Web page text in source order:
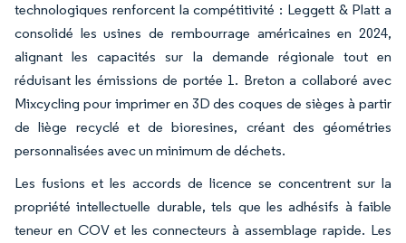
technologiques renforcent la compétitivité : Leggett & Platt a
consolidé les usines de rembourrage américaines en 2024,
alignant les capacités sur la demande régionale tout en
réduisant les émissions de portée 1. Breton a collaboré avec
Mixcycling pour imprimer en 3D des coques de sièges à partir
de liège recyclé et de bioresines, créant des géométries
personnalisées avec un minimum de déchets.
Les fusions et les accords de licence se concentrent sur la
propriété intellectuelle durable, tels que les adhésifs à faible
teneur en COV et les connecteurs à assemblage rapide. Les